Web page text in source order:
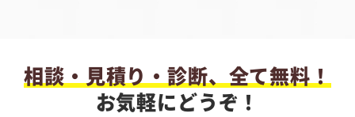
相談・見積り・診断、全て無料！
お気軽にどうぞ！